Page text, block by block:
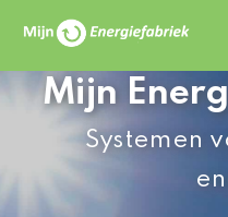
Mijn
Systemen